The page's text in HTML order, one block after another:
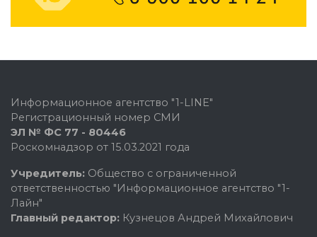
Информационное агентство "1-LINE"
Регистрационный номер СМИ
ЭЛ № ФС 77 - 80446
Роскомнадзор от 15.03.2021 года
Учредитель: Общество с ограниченной
ответственностью "Информационное агентство "1-
Лайн"
Главный редактор: Кузнецов Андрей Михайлович